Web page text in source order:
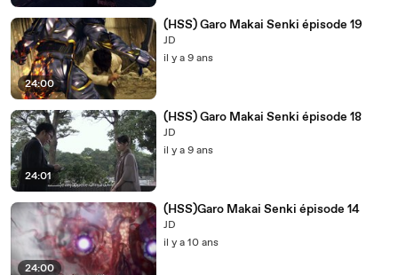
24:00
(HSS) Garo Makai Senki épisode 19
JD
il y a 9 ans
24:01
(HSS) Garo Makai Senki épisode 18
JD
il y a 9 ans
24:00
(HSS)Garo Makai Senki épisode 14
JD
il y a 10 ans